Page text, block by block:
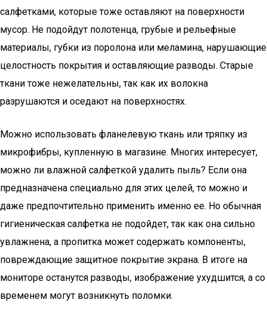
салфетками, которые тоже оставляют на поверхности
мусор. Не подойдут полотенца, грубые и рельефные
материалы, губки из поролона или меламина, нарушающие
целостность покрытия и оставляющие разводы. Старые
ткани тоже нежелательны, так как их волокна
разрушаются и оседают на поверхностях.
Можно использовать фланелевую ткань или тряпку из
микрофибры, купленную в магазине. Многих интересует,
можно ли влажной салфеткой удалить пыль? Если она
предназначена специально для этих целей, то можно и
даже предпочтительно применить именно ее. Но обычная
гигиеническая салфетка не подойдет, так как она сильно
увлажнена, а пропитка может содержать компоненты,
повреждающие защитное покрытие экрана. В итоге на
мониторе останутся разводы, изображение ухудшится, а со
временем могут возникнуть поломки.